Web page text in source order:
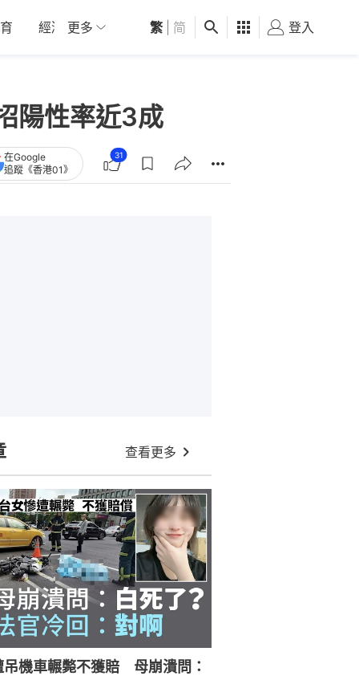
經濟 01深圳 觀點 健康 好食玩飛
更多 繁 简 登入
陽性率近3成
在Google
追蹤《香港01》
31
查看更多
吊機車輾斃不獲賠 母崩潰問：